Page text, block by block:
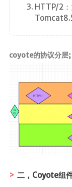
HTTP/2：
coyote的协议分层;
二，Coyote组